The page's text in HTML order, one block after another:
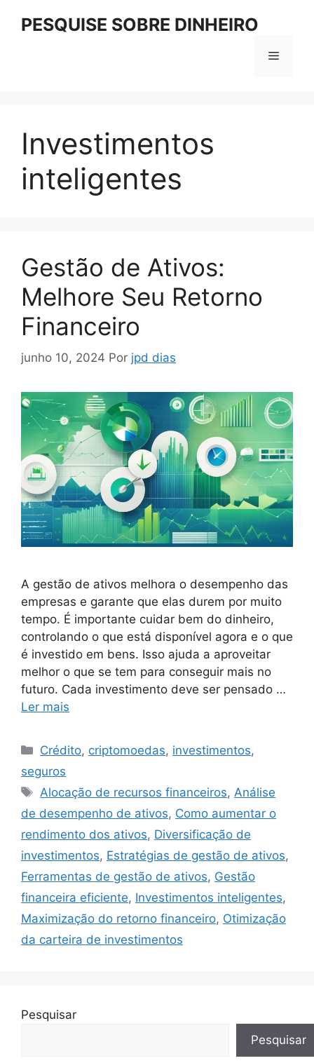
PESQUISE SOBRE DINHEIRO
Menu
Investimentos
inteligentes
Gestão de Ativos:
Melhore Seu Retorno
Financeiro
junho 10, 2024 Por jpd dias
A gestão de ativos melhora o desempenho das
empresas e garante que elas durem por muito
tempo. É importante cuidar bem do dinheiro,
controlando o que está disponível agora e o que
é investido em bens. Isso ajuda a aproveitar
melhor o que se tem para conseguir mais no
futuro. Cada investimento deve ser pensado …
Ler mais
Categorias
Crédito, criptomoedas, investimentos,
seguros
Tags
Alocação de recursos financeiros,Análise
de desempenho de ativos, Como aumentar o
rendimento dos ativos, Diversificação de
investimentos, Estratégias de gestão de ativos,
Ferramentas de gestão de ativos, Gestão
financeira eficiente, Investimentos inteligentes,
Maximização do retorno financeiro, Otimização
da carteira de investimentos
Pesquisar
Pesquisar